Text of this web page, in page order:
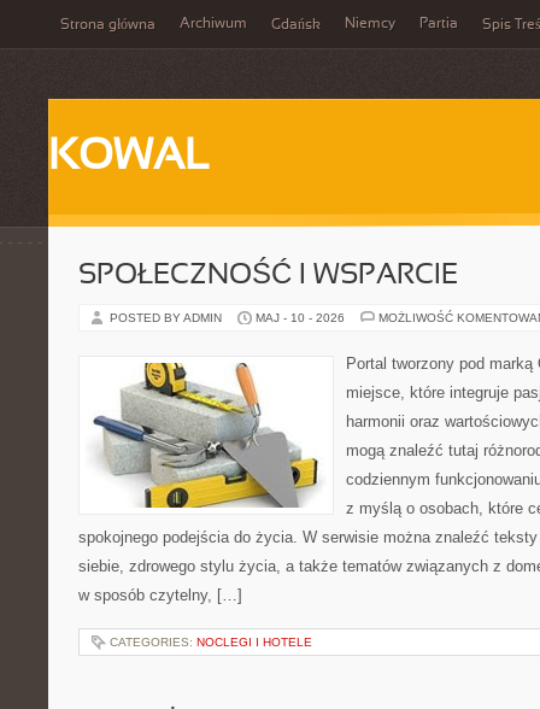
Strona główna Archiwum Gdańsk Niemcy Partia Spis
KOWAL
SPOŁECZNOŚĆ I WSPARCIE
POSTED BY ADMIN MAJ - 10 - 2026 MOŻLIWOŚĆ
Portal tworzony pod
miejsce, które integruje
harmonii oraz
mogą znaleźć tutaj
codziennym
z myślą o osobach, które
spokojnego podejścia do życia. W serwisie można znaleźć
siebie, zdrowego stylu życia, a także tematów związanych z
w sposób czytelny, […]
CATEGORIES: NOCLEGI I HOTELE